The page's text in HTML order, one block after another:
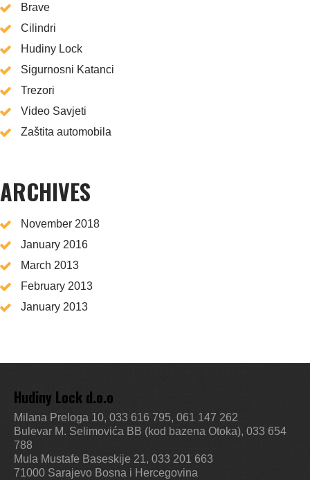
Brave
Cilindri
Hudiny Lock
Sigurnosni Katanci
Trezori
Video Savjeti
Zaštita automobila
ARCHIVES
November 2018
January 2016
March 2013
February 2013
January 2013
Hudiny Lock d.o.o
Milana Preloga 10, 033 616 795, 061 147 262
Bulevar M. Selimovića BB (kod bazena Otoka), 033 654
788
Mula Mustafe Baseskije 21, 033 201 663
71000 Sarajevo Bosna i Hercegovina